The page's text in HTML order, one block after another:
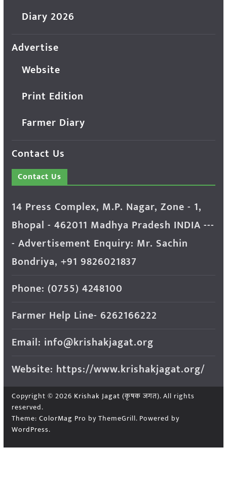
Diary 2026
Advertise
Website
Print Edition
Farmer Diary
Contact Us
Contact Us
14 Press Complex, M.P. Nagar, Zone - 1,
Bhopal - 462011 Madhya Pradesh INDIA ---
- Advertisement Enquiry: Mr. Sachin
Bondriya, +91 9826021837
Phone: (0755) 4248100
Farmer Help Line- 6262166222
Email: info@krishakjagat.org
Website: https://www.krishakjagat.org/
Copyright © 2026 Krishak Jagat (कृषक जगत). All rights
reserved.
Theme: ColorMag Pro by ThemeGrill. Powered by
WordPress.